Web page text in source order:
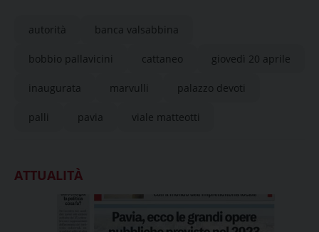
autorità banca valsabbina
bobbio pallavicini cattaneo giovedì 20 aprile
inaugurata marvulli palazzo devoti
palli pavia viale matteotti
ATTUALITÀ